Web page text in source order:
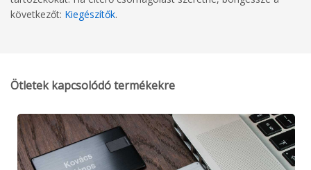
következőt: Kiegészítők.
Ötletek kapcsolódó termékekre